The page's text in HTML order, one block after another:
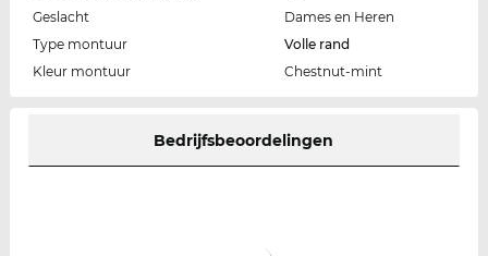
Geslacht
Dames en Heren
Type montuur
Volle rand
Kleur montuur
Chestnut-mint
Bedrijfsbeoordelingen